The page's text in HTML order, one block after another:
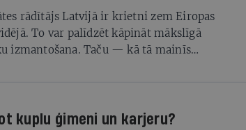
rādītājs Latvijā ir krietni zem Eiropas
To var palīdzēt kāpināt mākslīgā
izmantošana. Taču — kā tā mainīs
kuplu ģimeni un karjeru?